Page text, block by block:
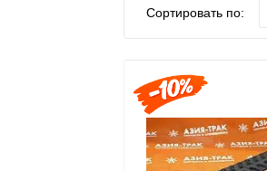
Сортировать по: